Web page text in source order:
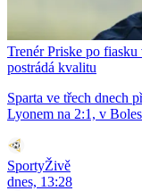
Trenér Priske po
postrádá kvalitu
Sparta ve třech dnech
Lyonem na 2:1, v
SportyŽivě
dnes, 13:28